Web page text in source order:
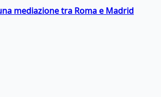
mediazione tra Roma e Madrid